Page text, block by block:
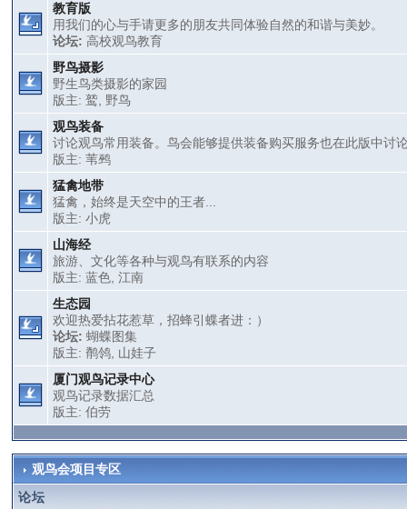
教育版
用我们的心与手请更多的朋友共同体验自然的和谐与美妙。
论坛: 高校观鸟教育
野鸟摄影
野生鸟类摄影的家园
版主:鹫 野鸟
观鸟装备
讨论观鸟常用装备。鸟会能够提供装备购买服务也在此版中讨
版主:苇鹀
猛禽地带
猛禽，始终是天空中的王者...
版主:小虎
山海经
旅游、文化等各种与观鸟有联系的内容
版主:蓝色 ,江南
生态园
欢迎热爱拈花惹草，招蜂引蝶者进：）
论坛: 蝴蝶图集
版主:鹡鸰 山娃子
厦门观鸟记录中心
观鸟记录数据汇总
版主:伯劳
观鸟会项目专区
论坛